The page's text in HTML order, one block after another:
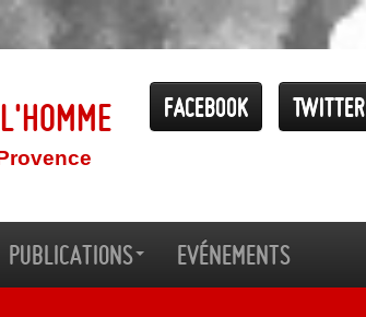
Twitter
Facebook
Publications Evénements